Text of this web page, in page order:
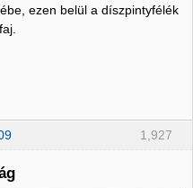
ezen belül a díszpintyfélék
1,927